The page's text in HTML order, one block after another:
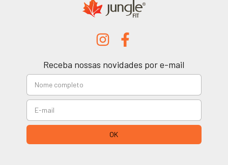
Receba nossas novidades por e-mail